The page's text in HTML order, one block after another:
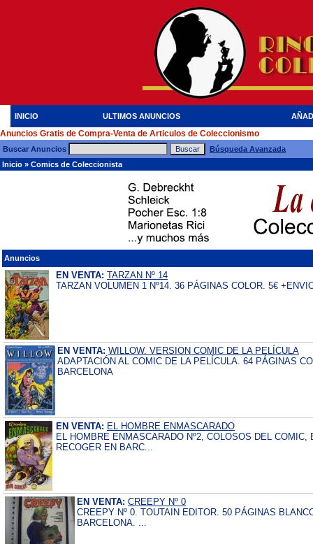
INICIO ULTIMOS ANUNCIOS
Anuncios Gratis de Compra-Venta de Articulos de Coleccionismo
Buscar Anuncios
Búsqueda Avanzada
Inicio » Comics de Coleccionista
Anuncios
EN VENTA: TARZAN Nº 14
TARZAN VOLUMEN 1 Nº14. 36 PÁGINAS COLOR. 5€
EN VENTA: WILLOW. VERSION COMIC DE LA PELÍCULA
ADAPTACIÓN AL COMIC DE LA PELÍCULA. 64 PÁGINAS
BARCELONA
EN VENTA: EL HOMBRE ENMASCARADO
EL HOMBRE ENMASCARADO Nº2, COLOSOS DEL
RECOGER EN BARC...
EN VENTA: CREEPY Nº 0
CREEPY Nº 0. TOUTAIN EDITOR. 50 PÁGINAS
BARCELONA. ...